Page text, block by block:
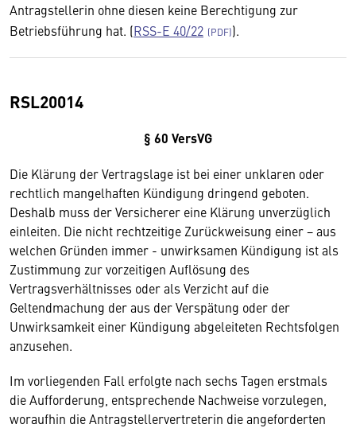
Antragstellerin ohne diesen keine Berechtigung zur
Betriebsführung hat. (RSS-E 40/22 ).
RSL20014
§ 60 VersVG
Die Klärung der Vertragslage ist bei einer unklaren oder
rechtlich mangelhaften Kündigung dringend geboten.
Deshalb muss der Versicherer eine Klärung unverzüglich
einleiten. Die nicht rechtzeitige Zurückweisung einer − aus
welchen Gründen immer - unwirksamen Kündigung ist als
Zustimmung zur vorzeitigen Auflösung des
Vertragsverhältnisses oder als Verzicht auf die
Geltendmachung der aus der Verspätung oder der
Unwirksamkeit einer Kündigung abgeleiteten Rechtsfolgen
anzusehen.
Im vorliegenden Fall erfolgte nach sechs Tagen erstmals
die Aufforderung, entsprechende Nachweise vorzulegen,
woraufhin die Antragstellervertreterin die angeforderten